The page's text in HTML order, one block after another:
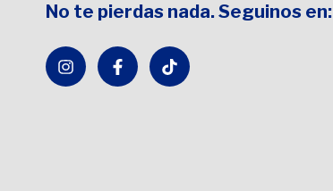
No te pierdas nada. Seguinos en: